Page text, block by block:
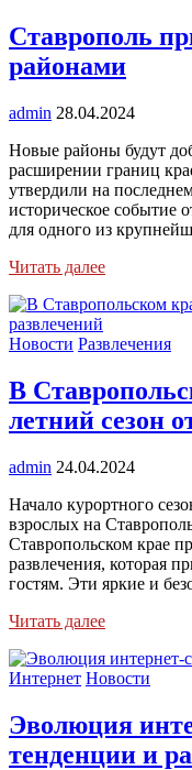
Ставрополь
районами
admin 28.04.2024
Новые районы будут
расширении границ
утвердили на
историческое событие
для одного из
Читать далее
Новости Развлечения
В
летний сезон
admin 24.04.2024
Начало курортного
взрослых на
Ставропольском крае
развлечения, которая
гостям. Эти яркие и
Читать далее
Интернет Новости
Эволюция
тенденции и